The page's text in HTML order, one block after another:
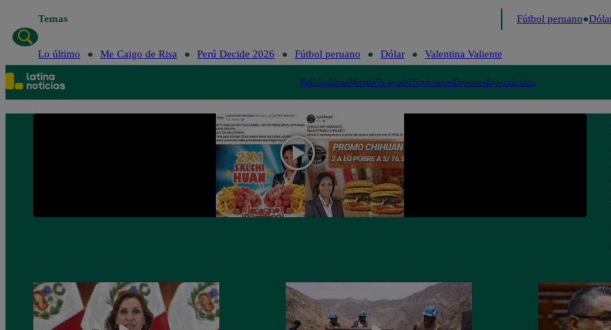
Temas Fútbol peruano Dólar
Lo último Me Caigo de Risa Perú Decide 2026 Fútbol peruano Dólar Valentina Valiente
PolíticaLimaMundoTe ayudoTendenciasDeportesEspectáculos